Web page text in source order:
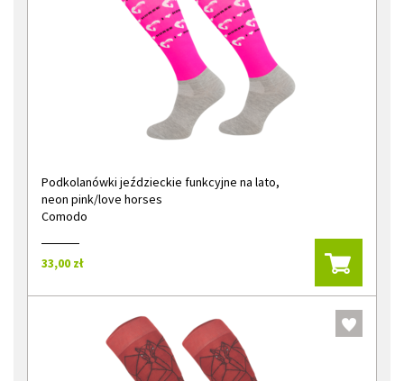
Podkolanówki jeździeckie funkcyjne na lato,
neon pink/love horses
Comodo
33,00 zł